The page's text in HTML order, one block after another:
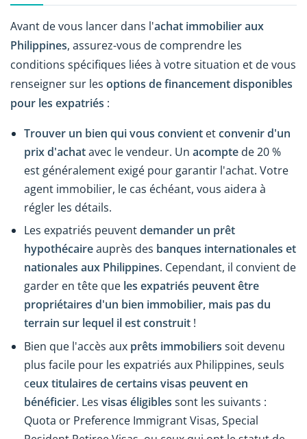
Avant de vous lancer dans l'achat immobilier aux
Philippines, assurez-vous de comprendre les
conditions spécifiques liées à votre situation et de vous
renseigner sur les options de financement disponibles
pour les expatriés :
Trouver un bien qui vous convient etconvenir d'un
prix d'achatavec le vendeur. Un acompte de 20 %
est généralement exigé pour garantir l'achat. Votre
agent immobilier, le cas échéant, vous aidera à
régler les détails.
Les expatriés peuventdemander un prêt
hypothécaireauprès des banques internationales et
nationales aux Philippines. Cependant, il convient de
garder en tête que les expatriés peuvent être
propriétaires d'un bien immobilier, mais pas du
terrain sur lequel il est construit !
Bien que l'accès aux prêts immobiliers soit devenu
plus facile pour les expatriés aux Philippines, seuls
ceux titulaires de certains visas peuvent en
bénéficier. Les visas éligibles sont les suivants :
Quota or Preference Immigrant Visas, Special